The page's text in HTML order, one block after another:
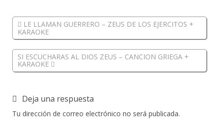
LE LLAMAN GUERRERO – ZEUS DE LOS EJERCITOS +
KARAOKE
SI ESCUCHARAS AL DIOS ZEUS – CANCION GRIEGA +
KARAOKE
Deja una respuesta
Tu dirección de correo electrónico no será publicada.